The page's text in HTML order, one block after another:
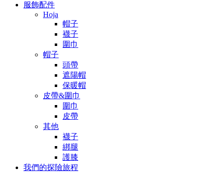
服飾配件
Hoja
帽子
襪子
圍巾
帽子
頭帶
遮陽帽
保暖帽
皮帶&圍巾
圍巾
皮帶
其他
襪子
綁腿
護膝
我們的探險旅程